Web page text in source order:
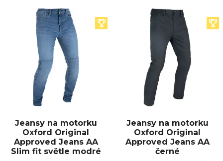
Jeansy na motorku
Oxford Original
Approved Jeans AA
Slim fit světle modré
Jeansy na motorku
Oxford Original
Approved Jeans AA
černé